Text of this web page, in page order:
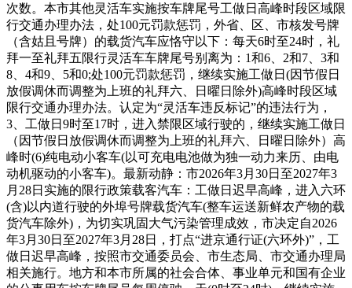
次数。本市其他灵活车实施按车牌尾号工做日高峰时段区域限
行交通办理办法，处100元罚款惩罚，外省、区、市核发号牌
（含姑且号牌）的载货汽车应恪守以下：每天6时至24时，礼
拜一至礼拜五限行灵活车车牌尾号别离为：1和6、2和7、3和
8、4和9、5和0;处100元罚款惩罚，继续实施工做日(因节假日
放假调休而调整为上班的礼拜六、日曜日除外)高峰时段区域
限行交通办理办法。认定为“灵活车违反标记”的违法行为，
3、工做日9时至17时，进入禁限区域行驶的，继续实施工做日
（因节假日放假调休而调整为上班的礼拜六、日曜日除外）高
峰时(6)纯电动小客车(以可充电电池做为独一动力来历、由电
动机驱动的小客车)。最新动静：市2026年3月30日至2027年3
月28日实施的限行政策载客汽车：工做日迟早高峰，进入六环
(含)以内道行驶的外埠号牌载货汽车(整车运送新鲜农产物的载
货汽车除外)，为切实巩固大气污染管理成效，市决定自2026
年3月30日至2027年3月28日，打点“进京通行证(六环外)”，工
做日迟早高峰，按照市交通委员会、市生态局、市交通办理局
相关施行。地方和本市所属的社会合体、事业单元和国有企业